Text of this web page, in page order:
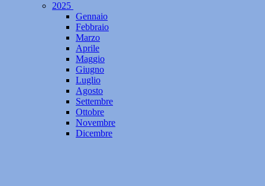
2025
Gennaio
Febbraio
Marzo
Aprile
Maggio
Giugno
Luglio
Agosto
Settembre
Ottobre
Novembre
Dicembre